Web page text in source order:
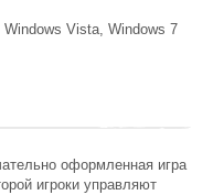
Windows Vista, Windows 7
оформленная игра
игроки управляют